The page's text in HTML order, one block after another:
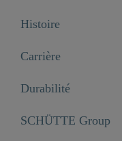
Histoire
Carrière
Durabilité
SCHÜTTE Group